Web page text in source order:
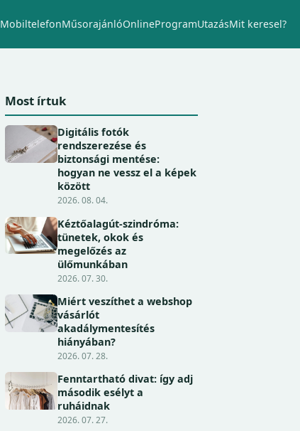
MobiltelefonMűsorajánlóOnlineProgramUtazásMit keresel?
Most írtuk
Digitális fotók
rendszerezése és
biztonsági mentése:
hogyan ne vessz el a képek
között
2026. 08. 04.
Kéztőalagút-szindróma:
tünetek, okok és
megelőzés az
ülőmunkában
2026. 07. 30.
Miért veszíthet a webshop
vásárlót
akadálymentesítés
hiányában?
2026. 07. 28.
Fenntartható divat: így adj
második esélyt a
ruháidnak
2026. 07. 27.